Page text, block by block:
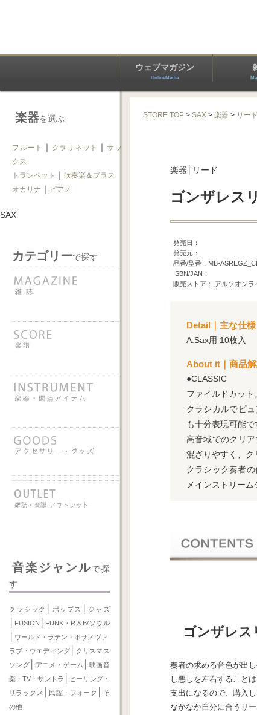
ウェブマガジン
OnlineMedia
楽器を選ぶ
フルート ｜ クラリネット ｜ サッ
クス
トランペット
｜ 吹奏楽＆ブラス
オカリナ ｜ ピアノ
SAX
カテゴリーで探す
音楽ジャンルで探
す
クラシック ポップス ジャズ
FUSION FUNK・R＆B/ソウル
ワールド・ラテン・ボサノヴァ
ラブ・ウエディング
クリスマス
ソング
アニメ・ゲーム
映画音
楽・TV・サントラ
ヒーリング・
リラックス
民謡・フォーク
そ
の他
STORE TOP >SAX >楽器 > リード
楽器│リード
ゴンザレス
発売日：
発売元：
品番/型番：MB-
ISBN/JAN：
販売ストア： アルソオンラ
Detail｜主な仕様
A.Sax用 10枚入
About it｜商品
●CLASSIC
ファイルドカット
クラシカルでピ
も十分表現可能
高音域でのクリ
混ざりやすく、ク
クラシック奏者
メインストリーム
ゴンザレス
奏者の求める音色が出
し悪しを左右すること
支出になるので、購入
なかなか自分に合うリ